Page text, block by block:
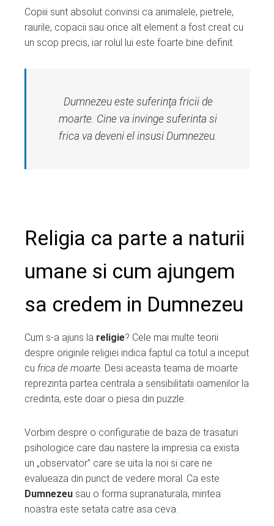
Copiii sunt absolut convinsi ca animalele, pietrele,
raurile, copacii sau orice alt element a fost creat cu
un scop precis, iar rolul lui este foarte bine definit.
Dumnezeu este suferinţa fricii de
moarte. Cine va invinge suferinta si
frica va deveni el insusi Dumnezeu.
Religia ca parte a naturii
umane si cum ajungem
sa credem in Dumnezeu
Cum s-a ajuns la religie? Cele mai multe teorii
despre originile religiei indica faptul ca totul a inceput
cu frica de moarte. Desi aceasta teama de moarte
reprezinta partea centrala a sensibilitatii oamenilor la
credinta, este doar o piesa din puzzle.
Vorbim despre o configuratie de baza de trasaturi
psihologice care dau nastere la impresia ca exista
un „observator” care se uita la noi si care ne
evalueaza din punct de vedere moral. Ca este
Dumnezeu sau o forma supranaturala, mintea
noastra este setata catre asa ceva.